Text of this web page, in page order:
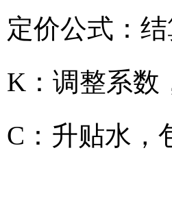
定价公式：
K：调整系数
C：升贴水，